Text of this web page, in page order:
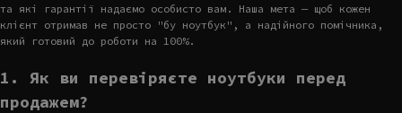
та які гарантії надаємо особисто вам. Наша мета — щоб кожен
клієнт отримав не просто "бу ноутбук", а надійного помічника,
який готовий до роботи на 100%.
1. Як ви перевіряєте ноутбуки перед
продажем?